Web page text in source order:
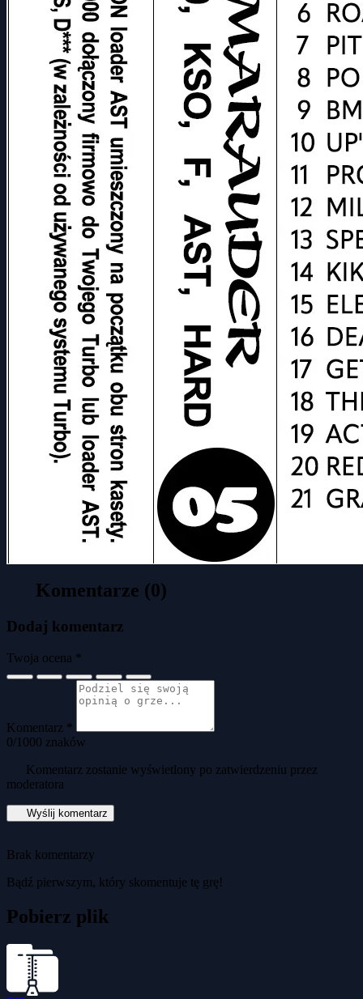
Komentarze (0)
Dodaj komentarz
Twoja ocena *
Komentarz *
0/1000 znaków
Komentarz zostanie wyświetlony po zatwierdzeniu przez
moderatora
Wyślij komentarz
Brak komentarzy
Bądź pierwszym, który skomentuje tę grę!
Pobierz plik